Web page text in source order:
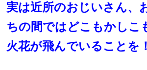
実は近所のおじいさん、
ちの間ではどこもかしこ
火花が飛んでいることを